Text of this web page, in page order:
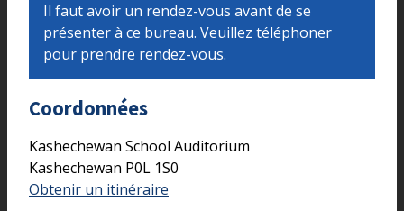
Il faut avoir un rendez-vous avant de se
présenter à ce bureau. Veuillez téléphoner
pour prendre rendez-vous.​
Coordonnées
Kashechewan School Auditorium
Kashechewan P0L 1S0
Obtenir un itinéraire